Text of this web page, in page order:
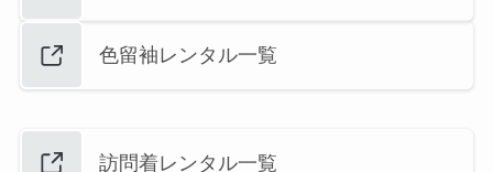
色留袖レンタル一覧
訪問着レンタル一覧